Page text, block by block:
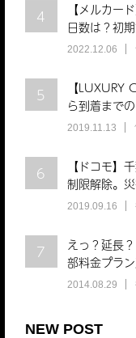
4
【メルカー
日数は？初
2022.12.06
5
【LUXURY
ら到着まで
2019.11.13
6
【ドコモ】
制限解除。
2019.09.16
7
えっ？延長
部料金プラ
2014.08.29
NEW POST